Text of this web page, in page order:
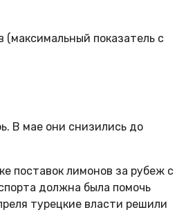
(максимальный показатель с
В мае они снизились до
поставок лимонов за рубеж с
должна была помочь
турецкие власти решили